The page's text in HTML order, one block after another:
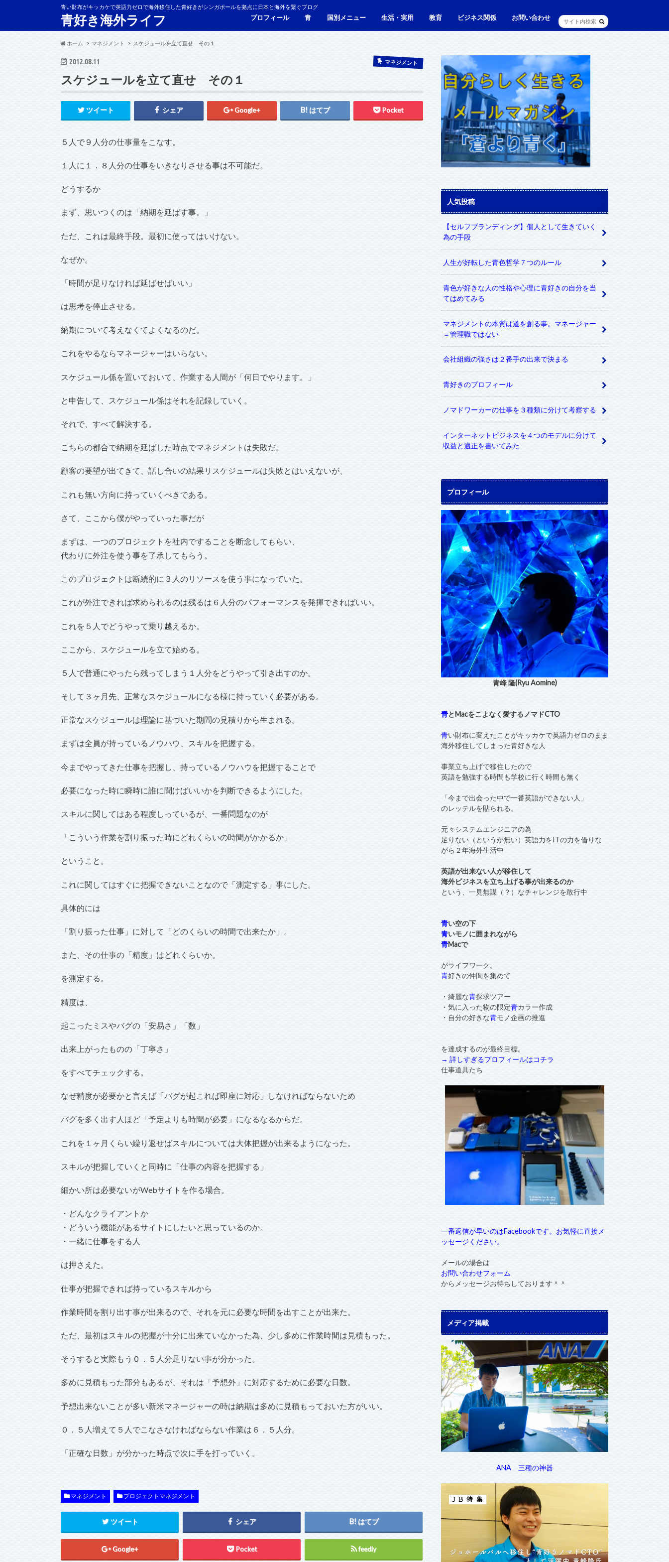
青い財布がキッカケで英語力ゼロで海外移住した青好きがシンガポールを拠点に日本と海外を繋ぐブログ
青好き海外ライフ プロフィール 青 国別メニュー 生活・実用 教育 ビジネス関係 お問い合わせ
ホーム マネジメント スケジュールを立て直せ その１
2012.08.11 マネジメント
スケジュールを立て直せ その１
ツイート シェア Google+ はてブ Pocket
５人で９人分の仕事量をこなす。
１人に１．８人分の仕事をいきなりさせる事は不可能だ。
どうするか
まず、思いつくのは「納期を延ばす事。」
ただ、これは最終手段。最初に使ってはいけない。
なぜか。
「時間が足りなければ延ばせばいい」
は思考を停止させる。
納期について考えなくてよくなるのだ。
これをやるならマネージャーはいらない。
スケジュール係を置いておいて、作業する人間が「何日でやります。」
と申告して、スケジュール係はそれを記録していく。
それで、すべて解決する。
こちらの都合で納期を延ばした時点でマネジメントは失敗だ。
顧客の要望が出てきて、話し合いの結果リスケジュールは失敗とはいえないが、
これも無い方向に持っていくべきである。
さて、ここから僕がやっていった事だが
まずは、一つのプロジェクトを社内ですることを断念してもらい、
代わりに外注を使う事を了承してもらう。
このプロジェクトは断続的に３人のリソースを使う事になっていた。
これが外注できれば求められるのは残るは６人分のパフォーマンスを発揮できればいい。
これを５人でどうやって乗り越えるか。
ここから、スケジュールを立て始める。
５人で普通にやったら残ってしまう１人分をどうやって引き出すのか。
そして３ヶ月先、正常なスケジュールになる様に持っていく必要がある。
正常なスケジュールは理論に基づいた期間の見積りから生まれる。
まずは全員が持っているノウハウ、スキルを把握する。
今までやってきた仕事を把握し、持っているノウハウを把握することで
必要になった時に瞬時に誰に聞けばいいかを判断できるようにした。
スキルに関してはある程度しっているが、一番問題なのが
「こういう作業を割り振った時にどれくらいの時間がかかるか」
ということ。
これに関してはすぐに把握できないことなので「測定する」事にした。
具体的には
「割り振った仕事」に対して「どのくらいの時間で出来たか」。
また、その仕事の「精度」はどれくらいか。
を測定する。
精度は、
起こったミスやバグの「安易さ」「数」
出来上がったものの「丁寧さ」
をすべてチェックする。
なぜ精度が必要かと言えば「バグが起これば即座に対応」しなければならないため
バグを多く出す人ほど「予定よりも時間が必要」になるなるからだ。
これを１ヶ月くらい繰り返せばスキルについては大体把握が出来るようになった。
スキルが把握していくと同時に「仕事の内容を把握する」
細かい所は必要ないがWebサイトを作る場合。
・どんなクライアントか
・どういう機能があるサイトにしたいと思っているのか。
・一緒に仕事をする人
は押さえた。
仕事が把握できれば持っているスキルから
作業時間を割り出す事が出来るので、それを元に必要な時間を出すことが出来た。
ただ、最初はスキルの把握が十分に出来ていなかった為、少し多めに作業時間は見積もった。
そうすると実際もう０．５人分足りない事が分かった。
多めに見積もった部分もあるが、それは「予想外」に対応するために必要な日数。
予想出来ないことが多い新米マネージャーの時は納期は多めに見積もっておいた方がいい。
０．５人増えて５人でこなさなければならない作業は６．５人分。
「正確な日数」が分かった時点で次に手を打っていく。
マネジメント プロジェクトマネジメント
ツイート シェア はてブ
Google+ Pocket feedly
人気投稿
【セルフブランディング】個人として生きていく
為の手段
人生が好転した青色哲学７つのルール
青色が好きな人の性格や心理に青好きの自分を当
てはめてみる
マネジメントの本質は道を創る事。マネージャー
＝管理職ではない
会社組織の強さは２番手の出来で決まる
青好きのプロフィール
ノマドワーカーの仕事を３種類に分けて考察する
インターネットビジネスを４つのモデルに分けて
収益と適正を書いてみた
プロフィール
青峰 隆(Ryu Aomine)
青とMacをこよなく愛するノマドCTO
青い財布に変えたことがキッカケで英語力ゼロのまま
海外移住してしまった青好きな人
事業立ち上げで移住したので
英語を勉強する時間も学校に行く時間も無く
「今まで出会った中で一番英語ができない人」
のレッテルを貼られる。
元々システムエンジニアの為
足りない（というか無い）英語力をITの力を借りな
がら２年海外生活中
英語が出来ない人が移住して
海外ビジネスを立ち上げる事が出来るのか
という、一見無謀（？）なチャレンジを敢行中
青い空の下
青いモノに囲まれながら
青Macで
がライフワーク。
青好きの仲間を集めて
・綺麗な青探求ツアー
・気に入った物の限定青カラー作成
・自分の好きな青モノ企画の推進
を達成するのが最終目標。
→ 詳しすぎるプロフィールはコチラ
仕事道具たち
一番返信が早いのはFacebookです。お気軽に直接メ
ッセージください。
メールの場合は
お問い合わせフォーム
からメッセージお待ちしております＾＾
メディア掲載
ANA 三種の神器